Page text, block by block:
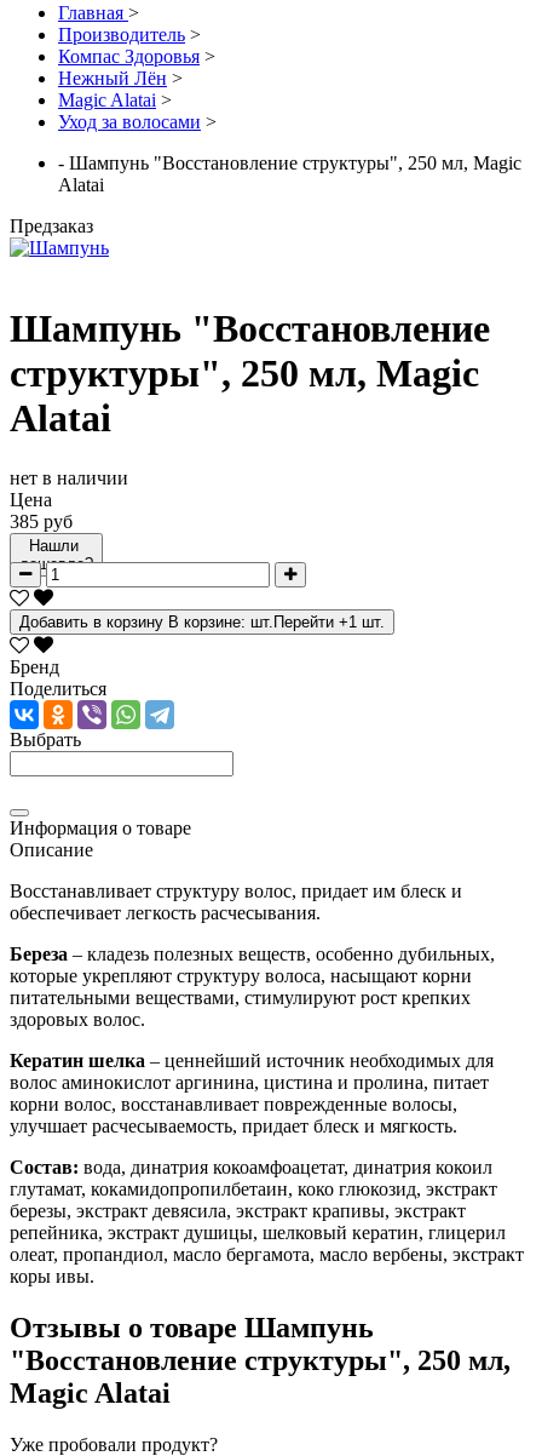
Главная >
Производитель >
Компас Здоровья >
Нежный Лён >
Magic Alatai >
Уход за волосами >
- Шампунь "Восстановление структуры", 250 мл, Magic
Alatai
Предзаказ
Шампунь "Восстановление
структуры", 250 мл, Magic
Alatai
нет в наличии
Цена
385 руб
Нашли
дешевле?
Добавить в корзину В корзине: шт. Перейти +1 шт.
Бренд
Поделиться
Выбрать
Информация о товаре
Описание
Восстанавливает структуру волос, придает им блеск и
обеспечивает легкость расчесывания.
Береза – кладезь полезных веществ, особенно дубильных,
которые укрепляют структуру волоса, насыщают корни
питательными веществами, стимулируют рост крепких
здоровых волос.
Кератин шелка – ценнейший источник необходимых для
волос аминокислот аргинина, цистина и пролина, питает
корни волос, восстанавливает поврежденные волосы,
улучшает расчесываемость, придает блеск и мягкость.
Состав: вода, динатрия кокоамфоацетат, динатрия кокоил
глутамат, кокамидопропилбетаин, коко глюкозид, экстракт
березы, экстракт девясила, экстракт крапивы, экстракт
репейника, экстракт душицы, шелковый кератин, глицерил
олеат, пропандиол, масло бергамота, масло вербены, экстракт
коры ивы.
Отзывы о товаре Шампунь
"Восстановление структуры", 250 мл,
Magic Alatai
Уже пробовали продукт?